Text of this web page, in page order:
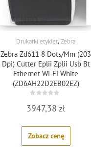
Drukarki etykiet,Zebra
Zebra Zd611 8 Dots/Mm (203
Dpi) Cutter Eplii Zplii Usb Bt
Ethernet Wi-Fi White
(ZD6AH22D2EB02EZ)
0
out
5
3947,38zł
Zobacz cenę